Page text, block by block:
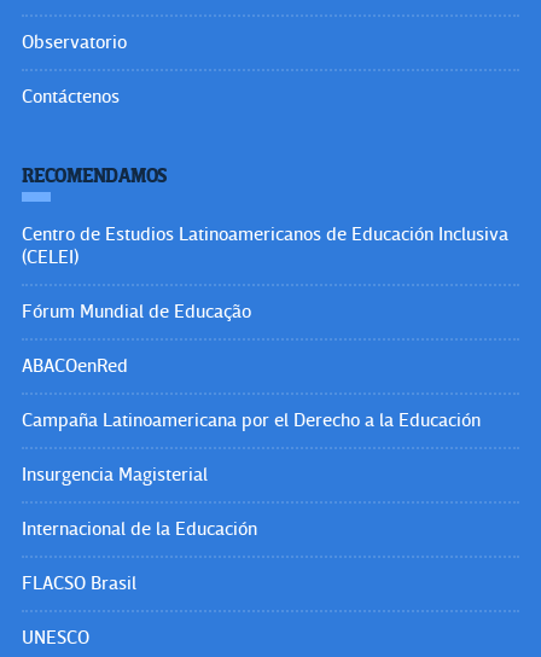
Observatorio
Contáctenos
RECOMENDAMOS
Centro de Estudios Latinoamericanos de Educación Inclusiva
(CELEI)
Fórum Mundial de Educação
ABACOenRed
Campaña Latinoamericana por el Derecho a la Educación
Insurgencia Magisterial
Internacional de la Educación
FLACSO Brasil
UNESCO